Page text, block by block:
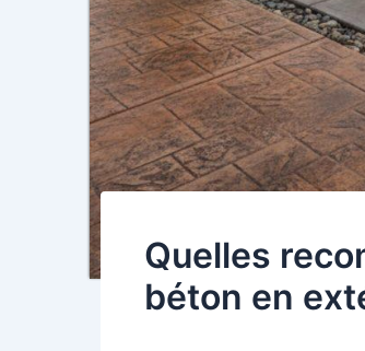
Quelles
béton en